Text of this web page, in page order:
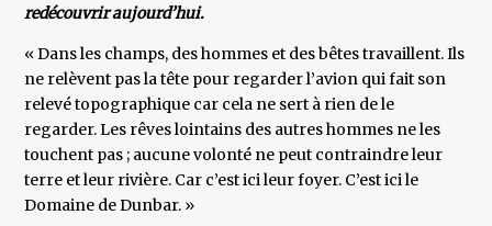
redécouvrir aujourd’hui.
« Dans les champs, des hommes et des bêtes travaillent. Ils
ne relèvent pas la tête pour regarder l’avion qui fait son
relevé topographique car cela ne sert à rien de le
regarder. Les rêves lointains des autres hommes ne les
touchent pas ; aucune volonté ne peut contraindre leur
terre et leur rivière. Car c’est ici leur foyer. C’est ici le
Domaine de Dunbar. »